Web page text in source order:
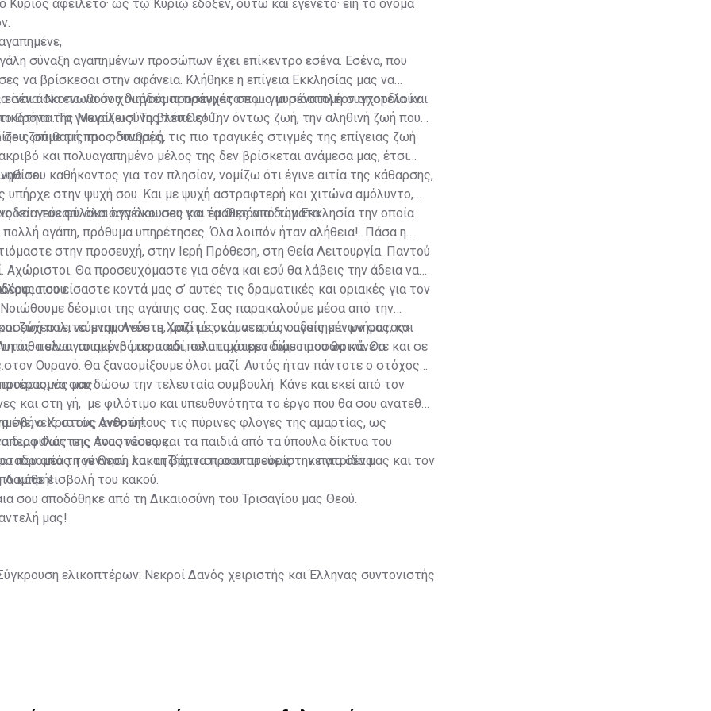
Κύριος ἀφείλετο· ὡς τῷ Κυρίῳ ἔδοξεν, οὕτω καὶ ἐγένετο· εἴη τὸ ὄνομα
σύναξη αγαπημένων προσώπων έχει επίκεντρο εσένα. Εσένα, που
να βρίσκεσαι στην αφάνεια. Κλήθηκε η επίγεια Εκκλησίας μας να
σένα. Να ενωθούν χιλιάδες προσευχές σε μια μυριόστομη συγχορδία και
θρόνο της Μεγαλωσύνης του Θεού.
άσκοπο να σου διηγούμαι πράγματα που για σένα πλέον αποτελούν
Τα γνωρίζεις! Τα βλέπεις! Την όντως ζωή, την αληθινή ζωή που
σπιθαμή προς σπιθαμή.
σου ζούμε τις πιο οδυνηρές, τις πιο τραγικές στιγμές της επίγειας ζωή
και πολυαγαπημένο μέλος της δεν βρίσκεται ανάμεσα μας, έτσι
του καθήκοντος για τον πλησίον, νομίζω ότι έγινε αιτία της κάθαρσης,
υπήρχε στην ψυχή σου. Και με ψυχή αστραφτερή και χιτώνα αμόλυντο,
του φύλακα αγγέλου σου για τα Ουράνια δώματα.
και γεύεσαι όλα όσα άκουσες και έμαθες από την Εκκλησία την οποία
πολλή αγάπη, πρόθυμα υπηρέτησες. Όλα λοιπόν ήταν αλήθεια! Πάσα η
στην προσευχή, στην Ιερή Πρόθεση, στη Θεία Λειτουργία. Παντού
Αχώριστοι. Θα προσευχόμαστε για σένα και εσύ θα λάβεις την άδεια να
σου.
που είσαστε κοντά μας σ’ αυτές τις δραματικές και οριακές για τον
δέσμιοι της αγάπης σας. Σας παρακαλούμε μέσα από την
να μνημονεύετε, μαζί με ονόματα των αγαπημένων σας, και
θα είναι το ακριβότερο και πολυτιμότερο δώρο που θα κάνετε και σε
ζωή πολιτεύεται, Ανέστη Χριστός, και νεκρός ουδείς επι μνήματος».
πολυαγαπημένο μας παιδί, σε αποχαιρετούμε προσωρινά. Θα
Ουρανό. Θα ξανασμίξουμε όλοι μαζί. Αυτός ήταν πάντοτε ο στόχος
μας.
να σου δώσω την τελευταία συμβουλή. Κάνε και εκεί από τον
και στη γή, με φιλότιμο και υπευθυνότητα το έργο που θα σου ανατεθεί.
σβήνεις στους ανθρώπους τις πύρινες φλόγες της αμαρτίας, ως
διαφυλάττεις τους νέους και τα παιδιά από τα ύπουλα δίκτυα του
του Θεού, λοκατζής, να προστατεύεις την πατρίδα μας και τον
κάθε εισβολή του κακού.
ο Χριστός Ανέστη!
Φως της Αναστάσεως.
που από τη γέννηση και τη βάπτιση σου προορίστηκε για σένα.
Λαμπρή!
σου αποδόθηκε από τη Δικαιοσύνη του Τρισαγίου μας Θεού.
μας!
ελικοπτέρων: Νεκροί Δανός χειριστής και Έλληνας συντονιστής